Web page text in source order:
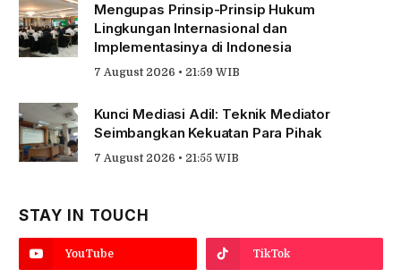
Mengupas Prinsip-Prinsip Hukum
Lingkungan Internasional dan
Implementasinya di Indonesia
7 August 2026 • 21:59 WIB
Kunci Mediasi Adil: Teknik Mediator
Seimbangkan Kekuatan Para Pihak
7 August 2026 • 21:55 WIB
STAY IN TOUCH
YouTube TikTok